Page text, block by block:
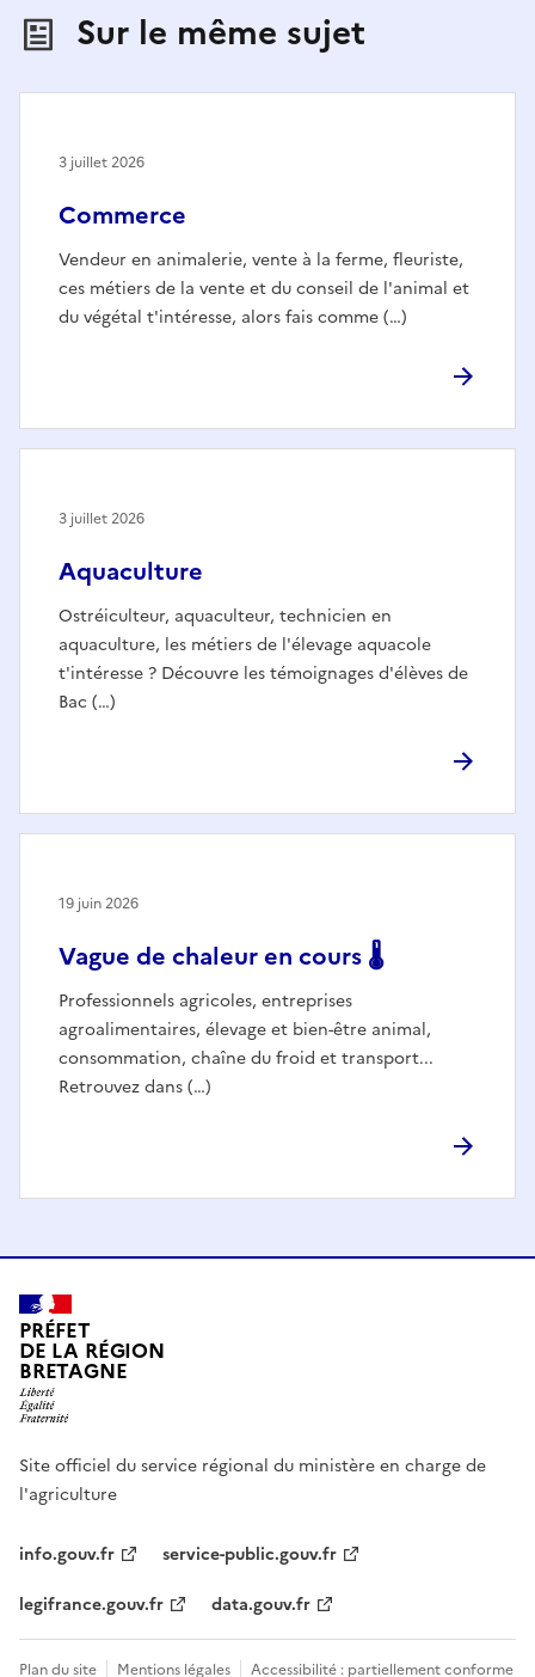
Sur le même sujet
Commerce
Vendeur en animalerie, vente à la ferme, fleuriste,
ces métiers de la vente et du conseil de l'animal et
du végétal t'intéresse, alors fais comme (…)
3 juillet 2026
Aquaculture
Ostréiculteur, aquaculteur, technicien en
aquaculture, les métiers de l'élevage aquacole
t'intéresse ? Découvre les témoignages d'élèves de
Bac (…)
3 juillet 2026
Vague de chaleur en cours 🌡️
Professionnels agricoles, entreprises
agroalimentaires, élevage et bien-être animal,
consommation, chaîne du froid et transport...
Retrouvez dans (…)
19 juin 2026
PRÉFET
DE LA RÉGION
BRETAGNE
Site officiel du service régional du ministère en charge de
l'agriculture
info.gouv.fr
service-public.gouv.fr
legifrance.gouv.fr
data.gouv.fr
Plan du site Mentions légales Accessibilité : partiellement conforme